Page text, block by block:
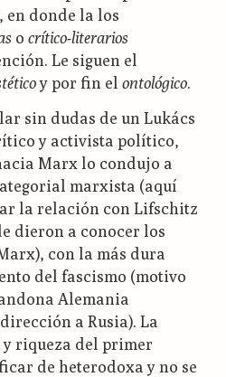
en donde la los
o crítico-literarios
Le siguen el
y por fin elontológico.
sin dudas de un Lukács
y activista político,
Marx lo condujo a
marxista (aquí
la relación con Lifschitz
dieron a conocer los
con la más dura
del fascismo (motivo
Alemania
a Rusia). La
riqueza del primer
de heterodoxa y no se